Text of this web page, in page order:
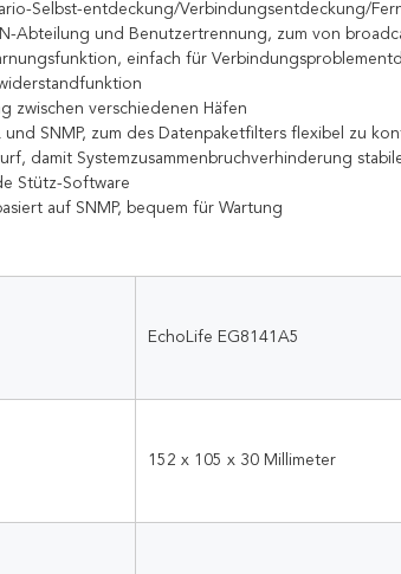
Selbst-entdeckung/Verbindungsentdeckung/
Abteilung und Benutzertrennung, zum von
einfach für
zwischen verschiedenen Häfen
SNMP, zum des Datenpaketfilters flexibel zu
damit Systemzusammenbruchverhinderung
Stütz-Software
auf SNMP, bequem für Wartung
EchoLife EG8141A5
152 x 105 x 30 Millimeter